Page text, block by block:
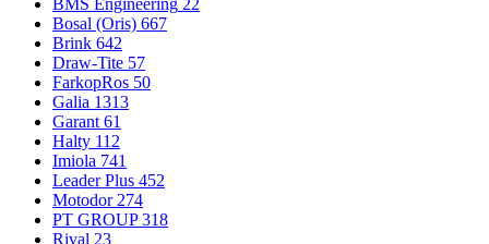
Bosal (Oris) 667
Brink 642
Draw-Tite 57
FarkopRos 50
Galia 1313
Garant 61
Halty 112
Imiola 741
Leader Plus 452
Motodor 274
PT GROUP 318
Rival 23